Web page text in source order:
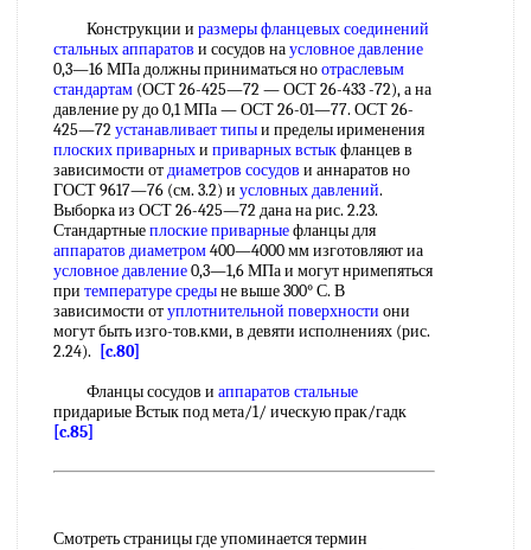
Конструкции и размеры фланцевых соединений
стальных аппаратов и сосудов наусловное давление
0,3—16 МПа должны приниматься ноотраслевым
стандартам (ОСТ 26-425—72 — ОСТ 26-433 -72), а на
давление ру до 0,1 МПа — ОСТ 26-01—77. ОСТ 26-
425—72устанавливает типыи пределы ирименения
плоских приварныхи приварных встыкфланцев в
зависимости отдиаметров сосудов и аннаратов но
ГОСТ 9617—76 (см. 3.2) и условных давлений.
Выборка из ОСТ 26-425—72 дана на рис. 2.23.
Стандартныеплоские приварныефланцы для
аппаратов диаметром400—4000 мм изготовляют иа
условное давление0,3—1,6 МПа и могут нримепяться
при температуре средыне выше 300° С. В
зависимости отуплотнительной поверхности они
могут быть изго-тов.кми, в девяти исполнениях (рис.
2.24).
[c.80]
Фланцы сосудов и аппаратов стальные
придариые Встык под мета/1/ ическую прак/гадк
[c.85]
Смотреть страницы где упоминается термин